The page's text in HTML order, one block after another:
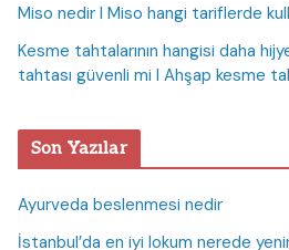
Miso nedir I Miso hangi tariflerde
Kesme tahtalarının hangisi daha
tahtası güvenli mi I Ahşap kesme
Son Yazılar
Ayurveda beslenmesi nedir
İstanbul’da en iyi lokum nerede